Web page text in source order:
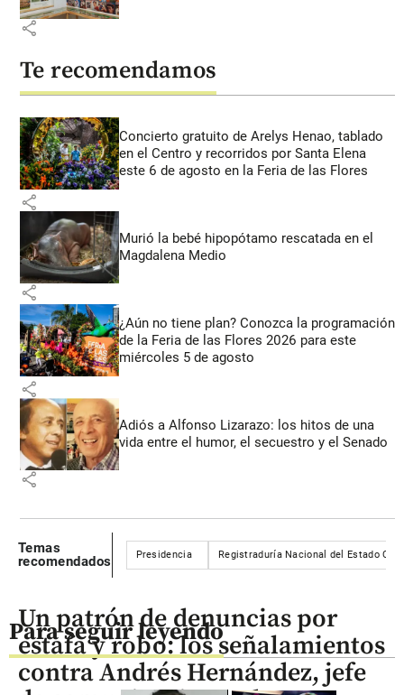
share
Te recomendamos
Concierto gratuito de Arelys Henao, tablado
en el Centro y recorridos por Santa Elena
este 6 de agosto en la Feria de las Flores
share
Murió la bebé hipopótamo rescatada en el
Magdalena Medio
share
¿Aún no tiene plan? Conozca la programación
de la Feria de las Flores 2026 para este
miércoles 5 de agosto
share
Adiós a Alfonso Lizarazo: los hitos de una
vida entre el humor, el secuestro y el Senado
share
Temas
recomendados
Presidencia Registraduría Nacional del Estado Civil
Para seguir leyendo
Un patrón de denuncias por
estafa y robo: los señalamientos
contra Andrés Hernández, jefe